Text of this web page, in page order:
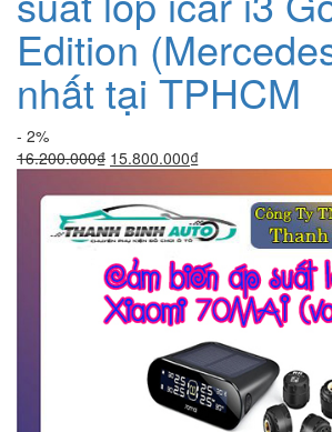
Edition
nhất tại TPHCM
- 2%
16.200.000₫ Giá
là:
16.200.000₫.
15.800.000₫Giá
tại
là:
15.800.000₫.